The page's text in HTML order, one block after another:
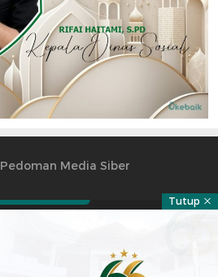
Pedoman Media Siber
Tutup